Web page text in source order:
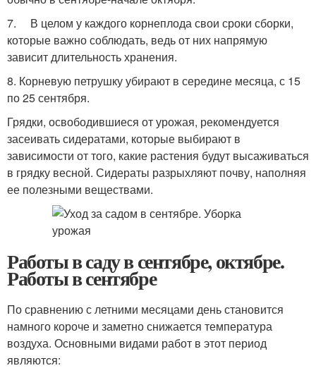
7. В целом у каждого корнеплода свои сроки сборки,
которые важно соблюдать, ведь от них напрямую
зависит длительность хранения.
8. Корневую петрушку убирают в середине месяца, с 15
по 25 сентября.
Грядки, освободившиеся от урожая, рекомендуется
засеивать сидератами, которые выбирают в
зависимости от того, какие растения будут высаживаться
в грядку весной. Сидераты разрыхляют почву, наполняя
ее полезными веществами.
Работы в саду в сентябре, октябре.
Работы в сентябре
По сравнению с летними месяцами день становится
намного короче и заметно снижается температура
воздуха. Основными видами работ в этот период
являются: